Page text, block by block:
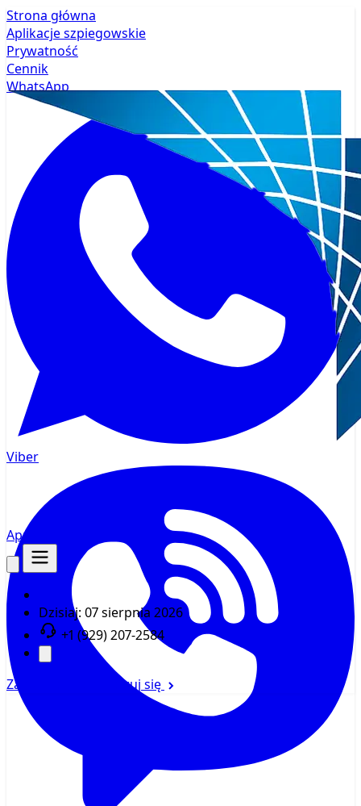
AppMsr
Dzisiaj: 07 sierpnia 2026
+1 (929) 207-2584
Zaloguj się Zarejestruj się
Strona główna
Aplikacje szpiegowskie
Prywatność
Cennik
WhatsApp
Viber